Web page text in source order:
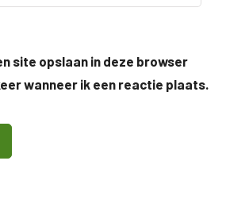
site opslaan in deze browser
wanneer ik een reactie plaats.